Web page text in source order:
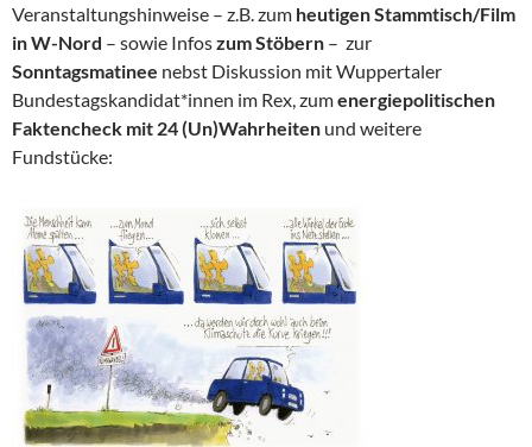
Veranstaltungshinweise – z.B. zum heutigen Stammtisch/Film
in W-Nord – sowie Infoszum Stöbern – zur
Sonntagsmatinee nebst Diskussion mit Wuppertaler
Bundestagskandidat*innen im Rex, zumenergiepolitischen
Faktencheck mit 24 (Un)Wahrheiten und weitere
Fundstücke: